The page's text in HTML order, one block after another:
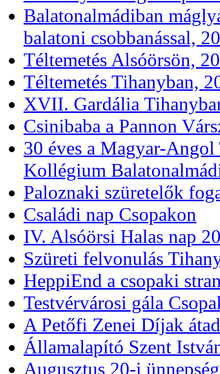
Balatonalmádiban
balatoni csobbanással,
Téltemetés Alsóörsön,
Téltemetés Tihanyban,
XVII. Gardália
Csinibaba a Pannon
30 éves a Magyar-
Kollégium
Paloznaki szüretelők
Családi nap Csopakon
IV. Alsóörsi Halas nap
Szüreti felvonulás
HeppiEnd a csopaki
Testvérvárosi gála
A Petőfi Zenei Díjak
Államalapító Szent
Augusztus 20-i